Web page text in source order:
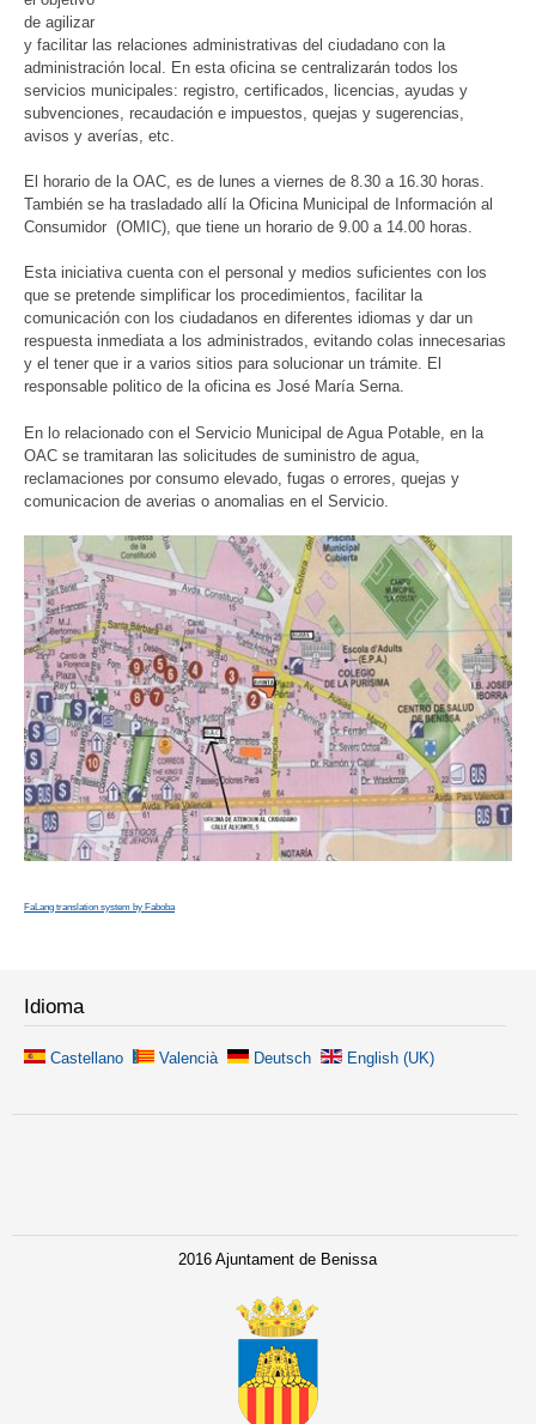
de agilizar
y facilitar las relaciones administrativas del ciudadano con la
administración local. En esta oficina se centralizarán todos los
servicios municipales: registro, certificados, licencias, ayudas y
subvenciones, recaudación e impuestos, quejas y sugerencias,
avisos y averías, etc.
El horario de la OAC, es de lunes a viernes de 8.30 a 16.30 horas.
También se ha trasladado allí la Oficina Municipal de Información al
Consumidor (OMIC), que tiene un horario de 9.00 a 14.00 horas.
Esta iniciativa cuenta con el personal y medios suficientes con los
que se pretende simplificar los procedimientos, facilitar la
comunicación con los ciudadanos en diferentes idiomas y dar un
respuesta inmediata a los administrados, evitando colas innecesarias
y el tener que ir a varios sitios para solucionar un trámite. El
responsable politico de la oficina es José María Serna.
En lo relacionado con el Servicio Municipal de Agua Potable, en la
OAC se tramitaran las solicitudes de suministro de agua,
reclamaciones por consumo elevado, fugas o errores, quejas y
comunicacion de averias o anomalias en el Servicio.
FaLang translation system by Faboba
Idioma
Castellano Valencià Deutsch English (UK)
2016 Ajuntament de Benissa